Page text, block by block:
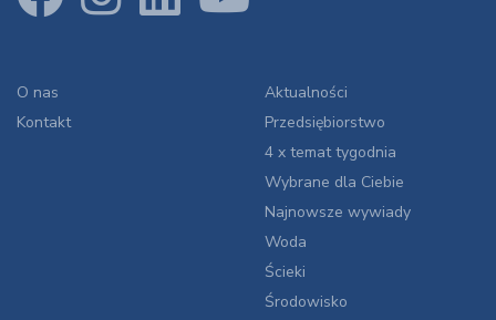
O nas
Kontakt
Aktualności
Przedsiębiorstwo
4 x temat tygodnia
Wybrane dla Ciebie
Najnowsze wywiady
Woda
Ścieki
Środowisko